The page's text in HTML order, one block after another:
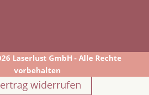
Laserlust GmbH - Alle Rechte
vorbehalten
widerrufen